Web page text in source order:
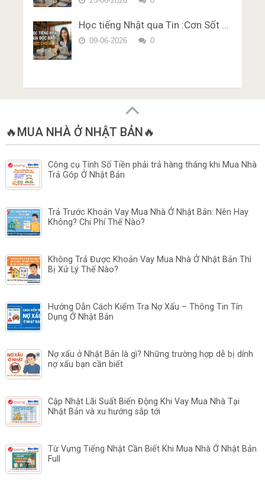
Học tiếng Nhật qua Tin :Cơn Sốt …
09-06-2026 0
🔥MUA NHÀ Ở NHẬT BẢN🔥
Công cụ Tính Số Tiền phải trả hàng tháng khi Mua Nhà
Trả Góp Ở Nhật Bản
Trả Trước Khoản Vay Mua Nhà Ở Nhật Bản: Nên Hay
Không? Chi Phí Thế Nào?
Không Trả Được Khoản Vay Mua Nhà Ở Nhật Bản Thì
Bị Xử Lý Thế Nào?
Hướng Dẫn Cách Kiểm Tra Nợ Xấu – Thông Tin Tín
Dụng Ở Nhật Bản
Nợ xấu ở Nhật Bản là gì? Những trường hợp dễ bị dính
nợ xấu bạn cần biết
Cập Nhật Lãi Suất Biến Động Khi Vay Mua Nhà Tại
Nhật Bản và xu hướng sắp tới
Từ Vựng Tiếng Nhật Cần Biết Khi Mua Nhà Ở Nhật Bản
Full